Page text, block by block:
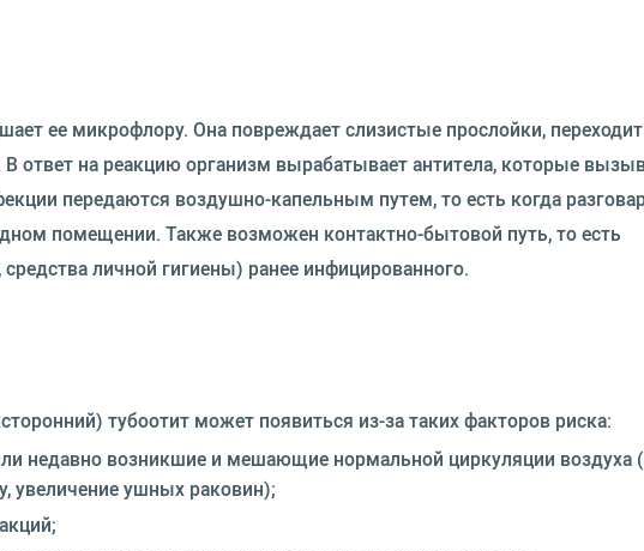
ее микрофлору. Она повреждает слизистые прослойки,
В ответ на реакцию организм вырабатывает антитела, которые
передаются воздушно-капельным путем, то есть когда
помещении. Также возможен контактно-бытовой путь, то есть
личной гигиены) ранее инфицированного.
тубоотит может появиться из-за таких факторов риска:
недавно возникшие и мешающие нормальной циркуляции воздуха
увеличение ушных раковин);